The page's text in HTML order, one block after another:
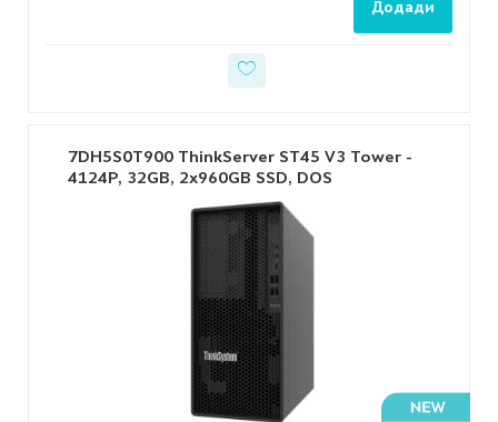
Додади
7DH5S0T900 ThinkServer ST45 V3 Tower -
4124P, 32GB, 2x960GB SSD, DOS